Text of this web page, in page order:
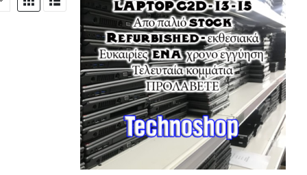
- ΚΙΝΗΤΉΣ ΤΗΛΕΦΩΝΊΑΣ - ΗΛΕΚΤΡΟΝΙΚΆ